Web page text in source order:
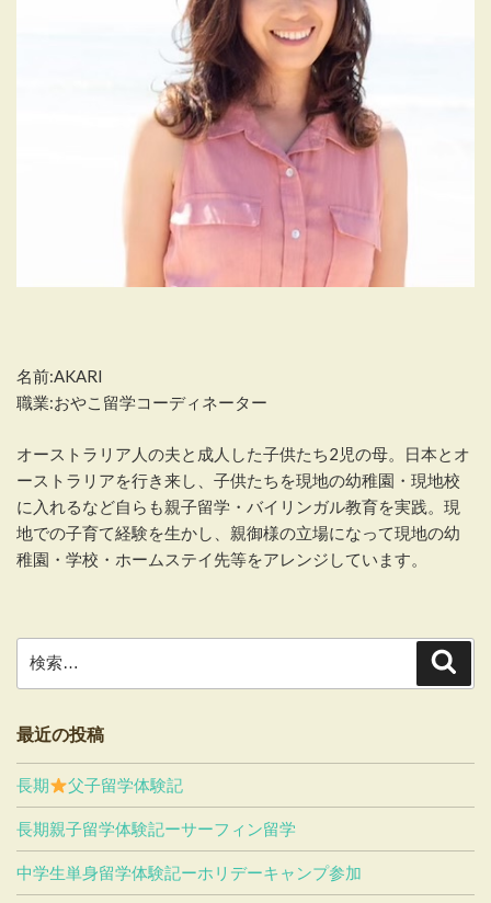
名前:AKARI
職業:おやこ留学コーディネーター
オーストラリア人の夫と成人した子供たち2児の母。日本とオ
ーストラリアを行き来し、子供たちを現地の幼稚園・現地校
に入れるなど自らも親子留学・バイリンガル教育を実践。現
地での子育て経験を生かし、親御様の立場になって現地の幼
稚園・学校・ホームステイ先等をアレンジしています。
索:
索
最近の投稿
長期 父子留学体験記
長期親子留学体験記ーサーフィン留学
中学生単身留学体験記ーホリデーキャンプ参加